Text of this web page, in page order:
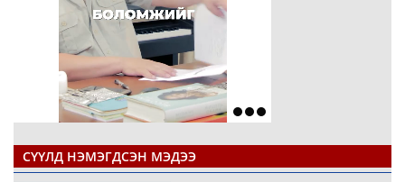
СҮҮЛД НЭМЭГДСЭН МЭДЭЭ